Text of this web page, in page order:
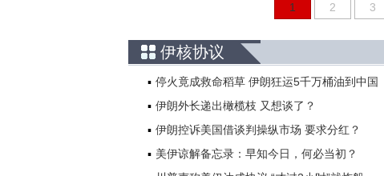
1 2 3
伊核协议
停火竟成救命稻草 伊朗狂运5千万桶油到中国
伊朗外长递出橄榄枝 又想谈了？
伊朗控诉美国借谈判操纵市场 要求分红？
美伊谅解备忘录：早知今日，何必当初？